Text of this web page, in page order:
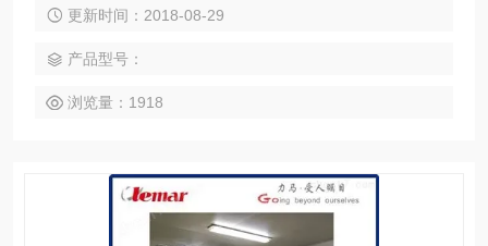
啶的臭味和刺激性苦味，能溶于水、醇、醚和苯。当环上碳原
化合物的沸点和熔点就降低。易发生氯化、溴化、碘化、烷基
化、酰化反应。分子式为C3H4N2,吡唑
更新时间：2018-08-29
产品型号：
浏览量：1918